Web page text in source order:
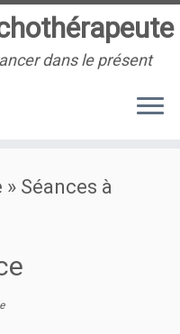
dans le présent
» Séances à